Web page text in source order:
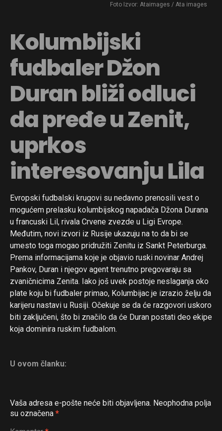
Foto Izvor: Ataimages / Ata images
Kolumbijski
fudbaler Džon
Duran bliži odluci
da pređe u Zenit,
uprkos
interesovanju Lila
Evropski fudbalski krugovi su nedavno prenosili vest o
mogućem prelasku kolumbijskog napadača Džona Durana
u francuski Lil, rivala Crvene zvezde u Ligi Evrope.
Međutim, novi izvori iz Rusije ukazuju na to da bi se
umesto toga mogao pridružiti Zenitu iz Sankt Peterburga.
Prema informacijama koje je objavio ruski novinar Andrej
Pankov, Duran i njegov agent trenutno pregovaraju sa
zvaničnicima Zenita. Iako još uvek postoje neslaganja oko
plate koju bi fudbaler primao, Kolumbijac je izrazio želju da
karijeru nastavi u Rusiji. Očekuje se da će razgovori uskoro
biti zaključeni, što bi značilo da će Duran postati deo ekipe
koja dominira ruskim fudbalom.
U ovom članku:
Vaša adresa e-pošte neće biti objavljena. Neophodna polja
su označena *
Email